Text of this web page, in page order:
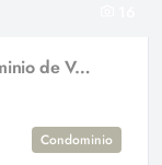
28 metro cuadrado 1 ` 1 Baño Condominio de Venta
Condominio